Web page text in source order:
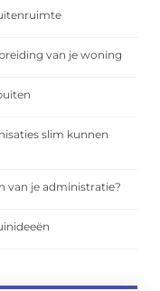
van je woning
slim kunnen
van je administratie?